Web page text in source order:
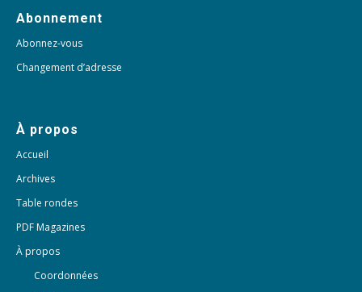
Abonnement
Abonnez-vous
Changement d’adresse
À propos
Accueil
Archives
Table rondes
PDF Magazines
À propos
Coordonnées